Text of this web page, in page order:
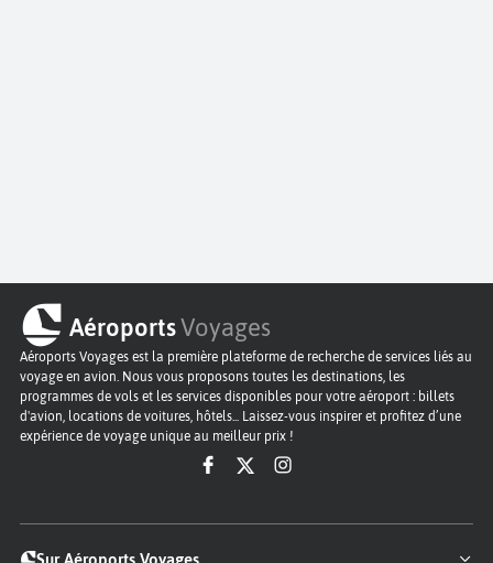
AéroportsVoyages
Aéroports Voyages est la première plateforme de recherche de services liés au
voyage en avion. Nous vous proposons toutes les destinations, les
programmes de vols et les services disponibles pour votre aéroport : billets
d'avion, locations de voitures, hôtels... Laissez-vous inspirer et profitez d’une
expérience de voyage unique au meilleur prix !